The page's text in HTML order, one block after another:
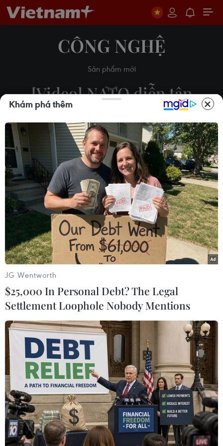
CÔNG NGHỆ
Sản phẩm mới
[Video] NATO diễn tập
phòng thủ không gian mạng
quy mô lớn
18/11/2020 08:19
Theo dõi VietnamPlus
Mục đích của cuộc diễn tập phòng thủ không gian
mạng nhằm huấn luyện việc bảo vệ hệ thống
mạng của từng quốc gia và NATO, đồng thời sẽ
kiểm tra các quy trình và thủ tục ra quyết định.
Play
Video
27 quốc gia thành viên của Tổ chức Hiệp ước
Bắc Đại Tây Dương (NATO) tham gia cuộc diễn
Khám phá thêm
JG Wentworth
$25,000 In Personal Debt? The Legal
Settlement Loophole Nobody Mentions